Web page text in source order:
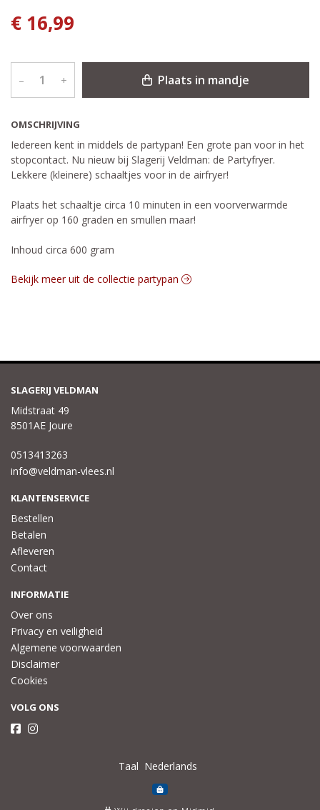
OMSCHRIJVING
Iedereen kent in middels de partypan! Een grote pan voor in het
stopcontact. Nu nieuw bij Slagerij Veldman: de Partyfryer.
Lekkere (kleinere) schaaltjes voor in de airfryer!
Plaats het schaaltje circa 10 minuten in een voorverwarmde
airfryer op 160 graden en smullen maar!
Inhoud circa 600 gram
€ 16,99
– + Plaats in mandje
Bekijk meer uit de collectie partypan
SLAGERIJ VELDMAN
Midstraat 49
8501AE Joure
0513413263
info@veldman-vlees.nl
KLANTENSERVICE
Bestellen
Betalen
Afleveren
Contact
INFORMATIE
Over ons
Privacy en veiligheid
Algemene voorwaarden
Disclaimer
Cookies
VOLG ONS
Taal